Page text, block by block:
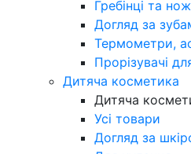
Гребінці та
Догляд за
Термометри,
Прорізувачі
Дитяча косметика
Дитяча
Усі товари
Догляд за